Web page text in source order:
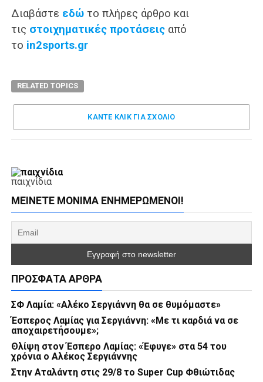
Διαβάστε εδώ τo πλήρες άρθρο και
τις στοιχηματικές προτάσειςαπό
το in2sports.gr
RELATED TOPICS
ΚΑΝΤΕ ΚΛΊΚ ΓΙΑ ΣΧΌΛΙΟ
παιχνίδια
ΜΕΊΝΕΤΕ ΜΌΝΙΜΑ ΕΝΗΜΕΡΏΜΕΝΟΙ!
ΠΡΌΣΦΑΤΑ ΆΡΘΡΑ
ΣΦ Λαμία: «Αλέκο Σεργιάννη θα σε θυμόμαστε»
Έσπερος Λαμίας για Σεργιάννη: «Με τι καρδιά να σε
αποχαιρετήσουμε»;
Θλίψη στον Έσπερο Λαμίας: «Έφυγε» στα 54 του
χρόνια ο Αλέκος Σεργιάννης
Στην Αταλάντη στις 29/8 το Super Cup Φθιώτιδας